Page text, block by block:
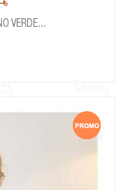
€
VERDE...